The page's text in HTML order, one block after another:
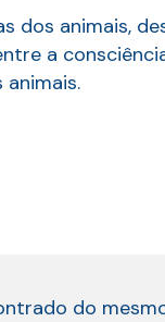
dos animais,
a
do